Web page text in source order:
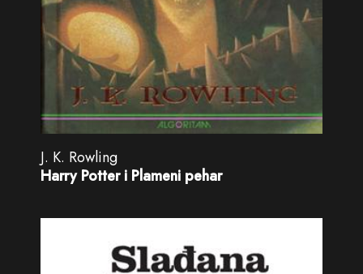
J. K. Rowling
Harry Potter i Plameni pehar